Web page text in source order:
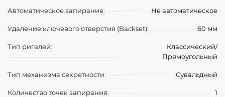
Автоматическое запирание: Не автоматическое
Удаление ключевого отверстия (Backset): 60 мм
Тип ригелей:
Классический/
Прямоугольный
Тип механизма секретности: Сувальдный
Количество точек запирания: 1